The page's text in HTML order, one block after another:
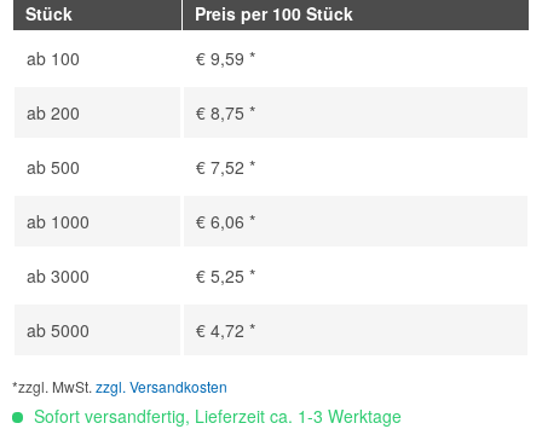
Stück
Preis per 100 Stück
ab 100 € 9,59 *
ab 200 € 8,75 *
ab 500 € 7,52 *
ab 1000 € 6,06 *
ab 3000 € 5,25 *
ab 5000 € 4,72 *
*zzgl. MwSt. zzgl. Versandkosten
Sofort versandfertig, Lieferzeit ca. 1-3 Werktage